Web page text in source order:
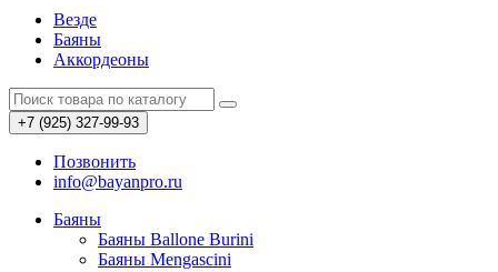
Везде
Баяны
Аккордеоны
+7 (925) 327-99-93
Позвонить
info@bayanpro.ru
Баяны
Баяны Ballone Burini
Баяны Mengascini